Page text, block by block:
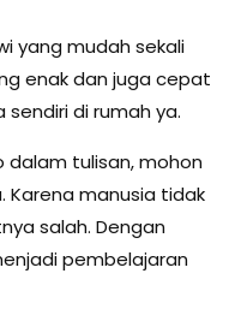
yang mudah sekali
enak dan juga cepat
di rumah ya.
tulisan, mohon
manusia tidak
salah. Dengan
pembelajaran